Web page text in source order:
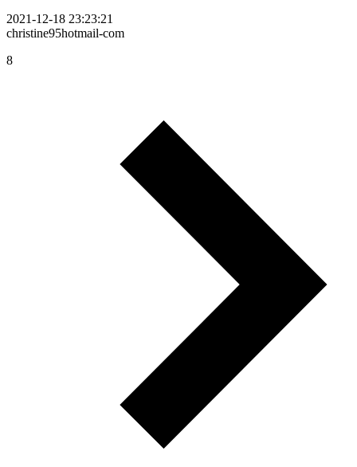
2021-12-18 23:23:21
christine95hotmail-com
8